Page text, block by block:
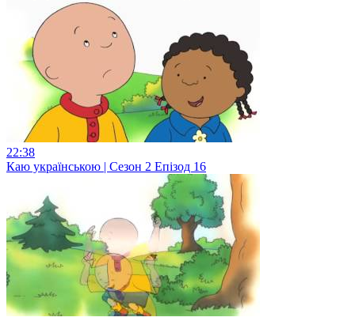
22:38
Каю українською | Сезон 2 Епізод 16